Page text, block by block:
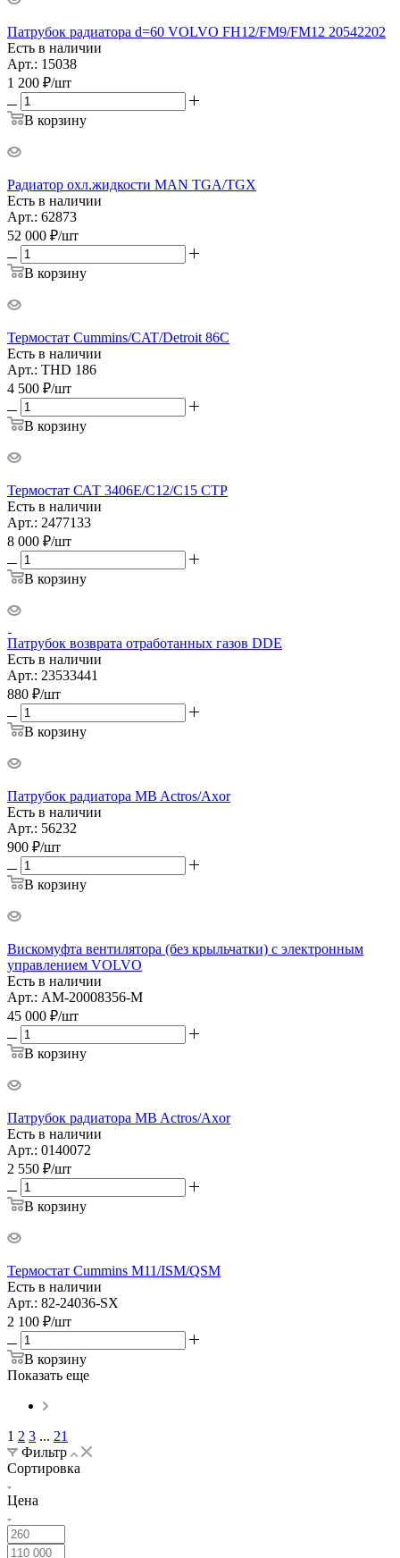
Патрубок радиатора d=60 VOLVO FH12/FM9/FM12 20542202
Есть в наличии
Арт.: 15038
1 200 ₽/шт
В корзину
Радиатор охл.жидкости MAN TGA/TGX
Есть в наличии
Арт.: 62873
52 000 ₽/шт
В корзину
Термостат Cummins/CAT/Detroit 86C
Есть в наличии
Арт.: THD 186
4 500 ₽/шт
В корзину
Термостат САТ 3406E/C12/С15 CTP
Есть в наличии
Арт.: 2477133
8 000 ₽/шт
В корзину
Патрубок возврата отработанных газов DDE
Есть в наличии
Арт.: 23533441
880 ₽/шт
В корзину
Патрубок радиатора MB Actros/Axor
Есть в наличии
Арт.: 56232
900 ₽/шт
В корзину
Вискомуфта вентилятора (без крыльчатки) с электронным
управлением VOLVO
Есть в наличии
Арт.: AM-20008356-M
45 000 ₽/шт
В корзину
Патрубок радиатора MB Actros/Axor
Есть в наличии
Арт.: 0140072
2 550 ₽/шт
В корзину
Термостат Cummins M11/ISM/QSM
Есть в наличии
Арт.: 82-24036-SX
2 100 ₽/шт
В корзину
Показать еще
1 2 3 ... 21
Фильтр
Сортировка
Цена